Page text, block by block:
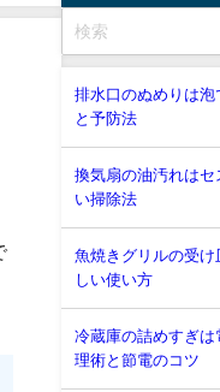
排水口のぬめりは
と予防法
換気扇の油汚れは
い掃除法
魚焼きグリルの受
しい使い方
冷蔵庫の詰めすぎ
理術と節電のコツ